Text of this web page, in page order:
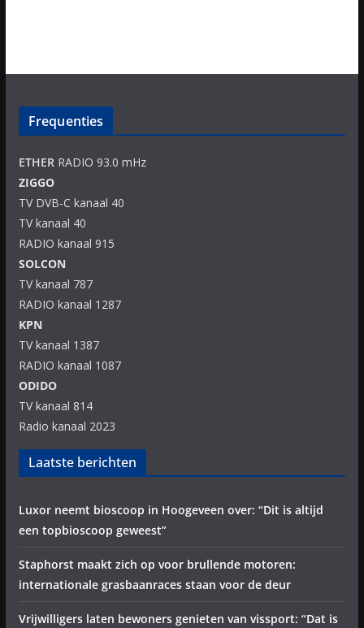
Frequenties
ETHERRADIO 93.0 mHz
ZIGGO
TV DVB-C kanaal 40
TV kanaal 40
RADIO kanaal 915
SOLCON
TV kanaal 787
RADIO kanaal 1287
KPN
TV kanaal 1387
RADIO kanaal 1087
ODIDO
TV kanaal 814
Radio kanaal 2023
Laatste berichten
Luxor neemt bioscoop in Hoogeveen over: “Dit is altijd
een topbioscoop geweest”
Staphorst maakt zich op voor brullende motoren:
internationale grasbaanraces staan voor de deur
Vrijwilligers laten bewoners genieten van vissport: “Dat is